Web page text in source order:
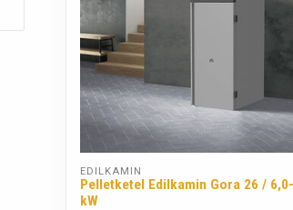
EDILKAMIN
Pelletketel Edilkamin Gora 26 /
kW